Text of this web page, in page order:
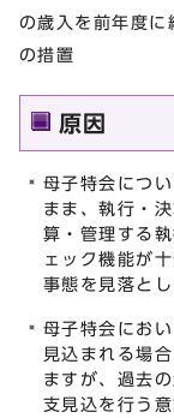
の歳入を前年度に
の措置
原因
母子特会につ
まま、執行・
算・管理する
ェック機能が
事態を見落とし
母子特会にお
見込まれる場
ますが、過去
支見込を行う